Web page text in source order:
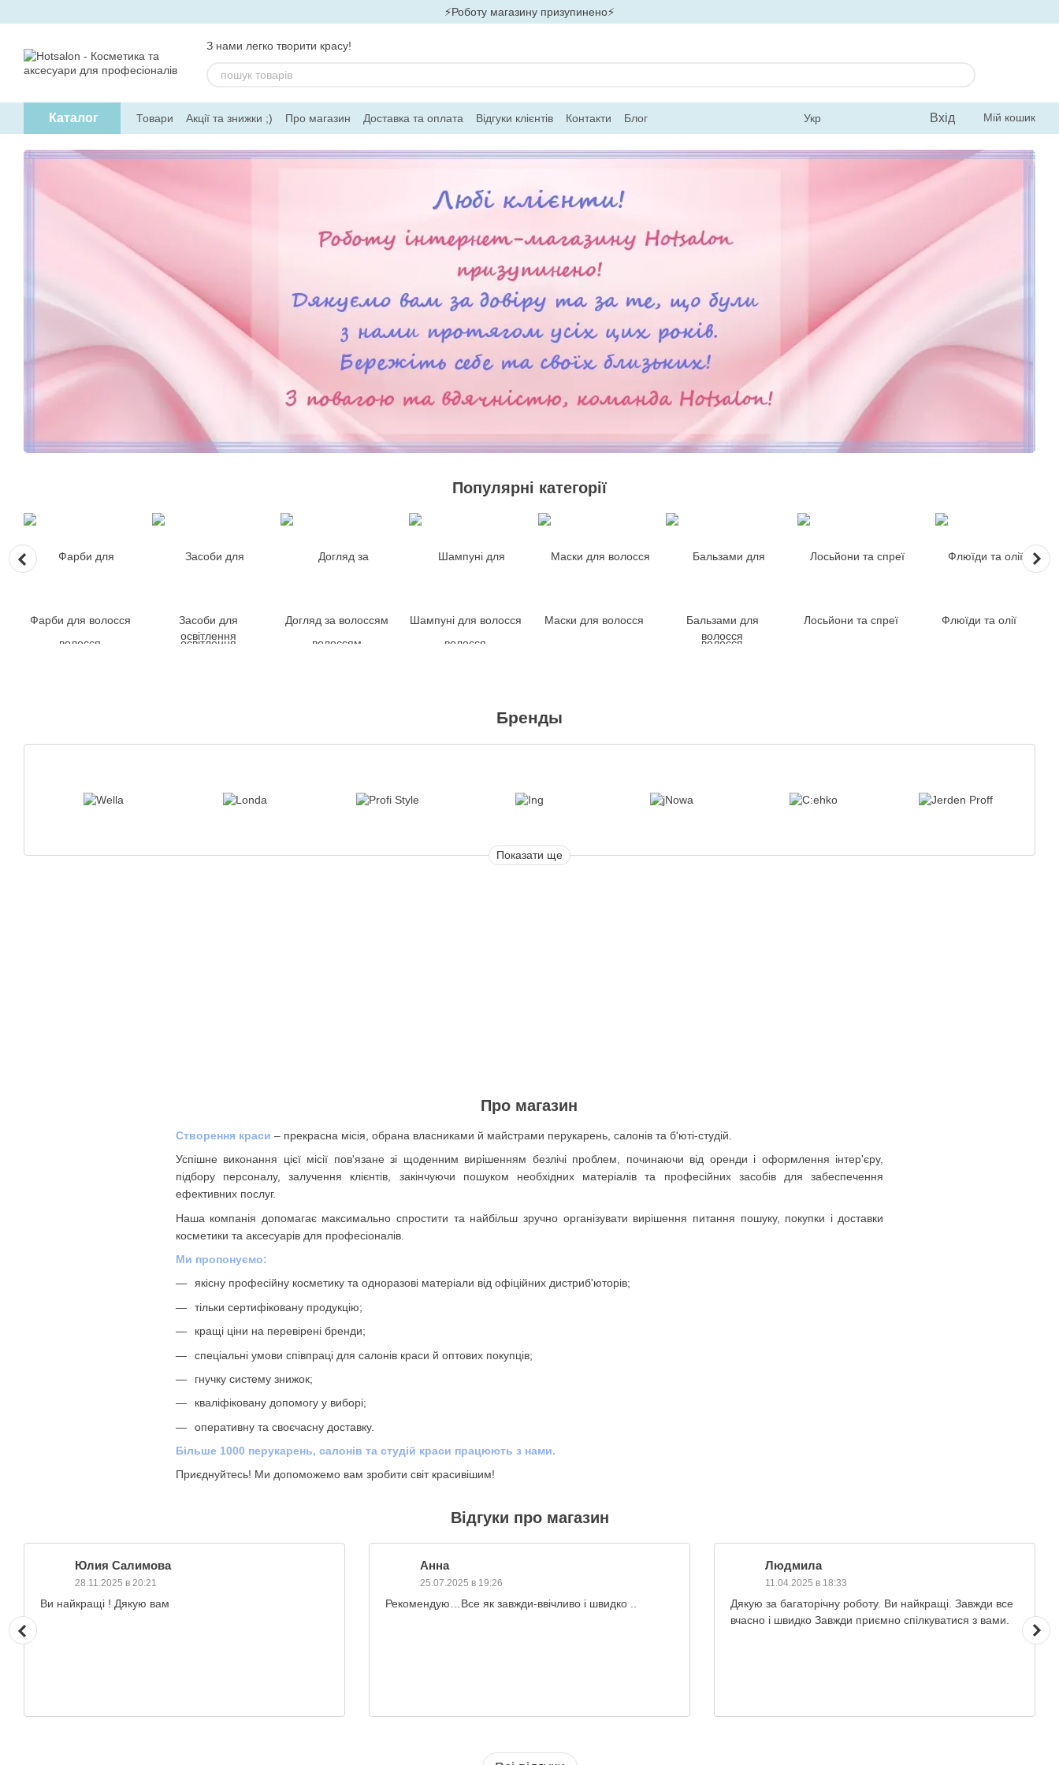
⚡Роботу магазину призупинено⚡
З нами легко творити красу!
Каталог Товари Акції та знижки ;) Про магазин Доставка та оплата Відгуки клієнтів Контакти Блог Укр Вхід Мій кошик
Популярні категорії
Фарби для волосся
Засоби для
освітлення
Догляд за волоссям Шампуні для волосся Маски для волосся
Бальзами для
волосся
Лосьйони та спреї Флюїди та олії
Показати ще
Про магазин
Створення краси – прекрасна місія, обрана власниками й майстрами перукарень, салонів та б'юті-студій.
Успішне виконання цієї місії пов'язане зі щоденним вирішенням безлічі проблем, починаючи від оренди і оформлення інтер'єру,
підбору персоналу, залучення клієнтів, закінчуючи пошуком необхідних матеріалів та професійних засобів для забеспечення
ефективних послуг.
Наша компанія допомагає максимально спростити та найбільш зручно організувати вирішення питання пошуку, покупки і доставки
косметики та аксесуарів для професіоналів.
Ми пропонуємо:
якісну професійну косметику та одноразові матеріали від офіційних дистриб'юторів;
тільки сертифіковану продукцію;
кращі ціни на перевірені бренди;
спеціальні умови співпраці для салонів краси й оптових покупців;
гнучку систему знижок;
кваліфіковану допомогу у виборі;
оперативну та своєчасну доставку.
Більше 1000 перукарень, салонів та студій краси працюють з нами.
Приєднуйтесь! Ми допоможемо вам зробити світ красивішим!
Відгуки про магазин
Юлия Салимова
28.11.2025 в 20:21
Ви найкращі ! Дякую вам
Анна
25.07.2025 в 19:26
Рекомендую…Все як завжди-ввічливо і швидко ..
Людмила
11.04.2025 в 18:33
Дякую за багаторічну роботу. Ви найкращі. Завжди все
вчасно і швидко Завжди приємно спілкуватися з вами.